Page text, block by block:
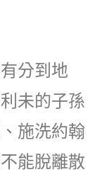
分到地
未的子孫
施洗約翰
能脫離散